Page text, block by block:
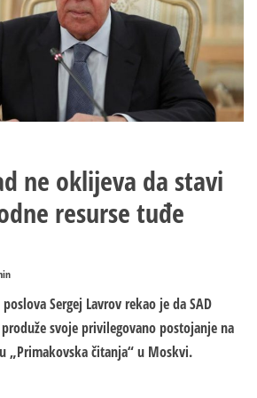
ne oklijeva da stavi
resurse tuđe
Sergej Lavrov rekao je da SAD
svoje privilegovano postojanje na
„Primakovska čitanja“ u Moskvi.